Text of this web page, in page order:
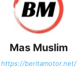
Mas Muslim
https://beritamotor.net/